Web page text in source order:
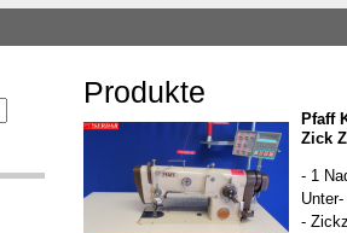
Produkte
Pfaff
Zick
- 1
-